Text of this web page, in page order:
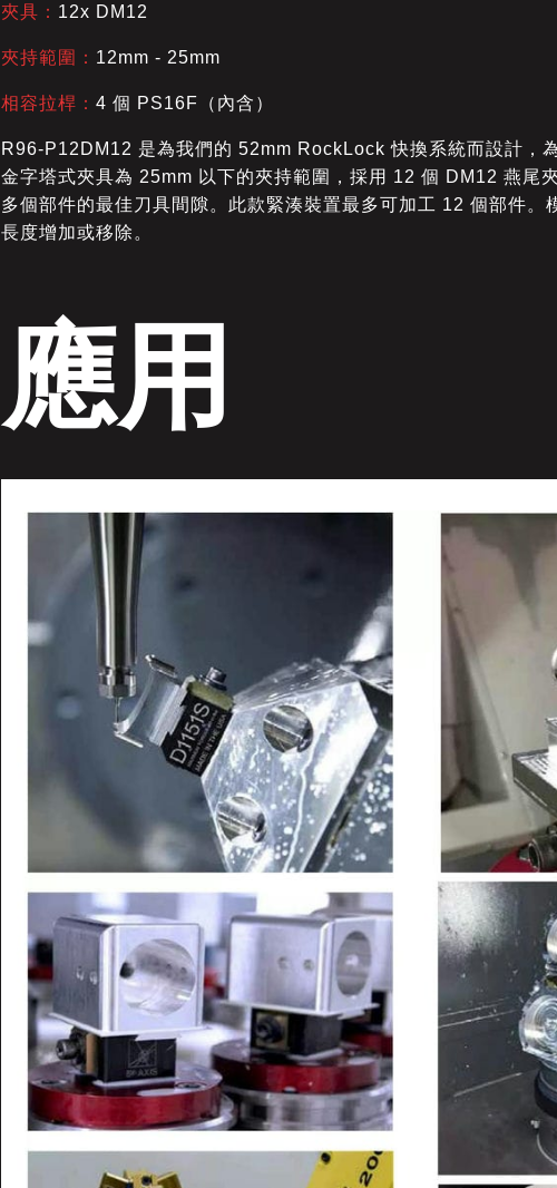
夾具： 12x DM12
夾持範圍： 12mm - 25mm
相容拉桿： 4 個 PS16F（內含）
R96-P12DM12 是為我們的 52mm RockLock 快換系統而設計，
金字塔式夾具為 25mm 以下的夾持範圍，採用 12 個 DM12 燕尾
多個部件的最佳刀具間隙。此款緊湊裝置最多可加工 12 個部件。
長度增加或移除。
應用